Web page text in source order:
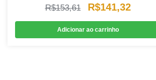
R$153,61
O
preço
original
R$141,32O
preço
atual
Adicionar ao carrinho